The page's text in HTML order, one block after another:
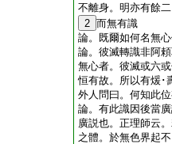
不離身。明亦有餘
2 而無有識
論。既爾如何名
論。彼滅轉識非阿
無心者。彼滅或六
恒有故。所以有煖
外人問曰。何知此
論。有此識因後當
廣説也。正理師云
之體。於無色界起